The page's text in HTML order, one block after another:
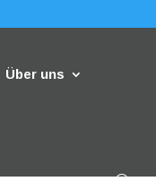
Über uns